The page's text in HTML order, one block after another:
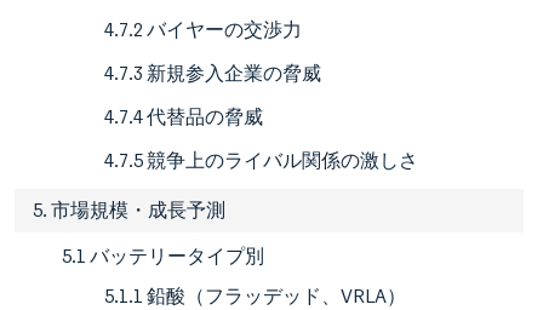
4.7.2 バイヤーの交渉力
4.7.3 新規参入企業の脅威
4.7.4 代替品の脅威
4.7.5 競争上のライバル関係の激しさ
5. 市場規模・成長予測
5.1 バッテリータイプ別
5.1.1 鉛酸（フラッデッド、VRLA）